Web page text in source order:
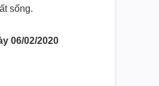
sống.
06/02/2020